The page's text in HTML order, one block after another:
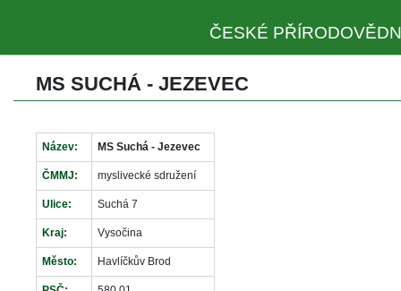
ČESKÉ
MS SUCHÁ - JEZEVEC
Název: MS Suchá - Jezevec
ČMMJ: myslivecké sdružení
Ulice: Suchá 7
Kraj: Vysočina
Město: Havlíčkův Brod